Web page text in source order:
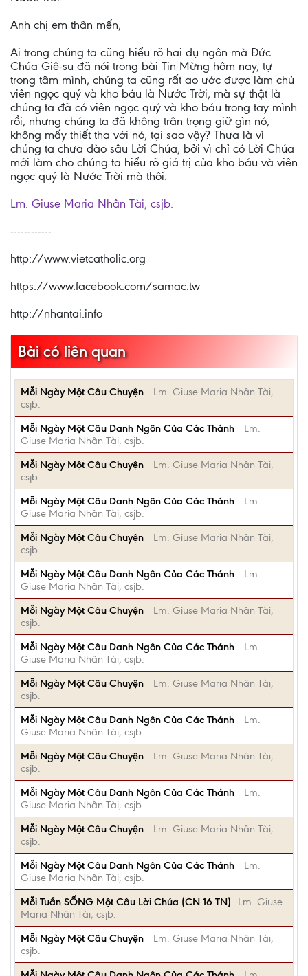
Anh chị em thân mến,
Ai trong chúng ta cũng hiểu rõ hai dụ ngôn mà Đức
Chúa Giê-su đã nói trong bài Tin Mừng hôm nay, tự
trong tâm mình, chúng ta cũng rất ao ước được làm chủ
viên ngọc quý và kho báu là Nước Trời, mà sự thật là
chúng ta đã có viên ngọc quý và kho báu trong tay mình
rồi, nhưng chúng ta đã không trân trọng giữ gìn nó,
không mấy thiết tha với nó, tại sao vậy? Thưa là vì
chúng ta chưa đào sâu Lời Chúa, bởi vì chỉ có Lời Chúa
mới làm cho chúng ta hiểu rõ giá trị của kho báu và viên
ngọc quý là Nước Trời mà thôi.
Lm. Giuse Maria Nhân Tài, csjb.
------------
http://www.vietcatholic.org
https://www.facebook.com/samac.tw
http://nhantai.info
Bài có liên quan
Mỗi Ngày Một Câu Chuyện
Lm. Giuse Maria Nhân Tài,
csjb.
Mỗi Ngày Một Câu Danh Ngôn Của Các Thánh
Lm.
Giuse Maria Nhân Tài, csjb.
Mỗi Ngày Một Câu Chuyện
Lm. Giuse Maria Nhân Tài,
csjb.
Mỗi Ngày Một Câu Danh Ngôn Của Các Thánh
Lm.
Giuse Maria Nhân Tài, csjb.
Mỗi Ngày Một Câu Chuyện
Lm. Giuse Maria Nhân Tài,
csjb.
Mỗi Ngày Một Câu Danh Ngôn Của Các Thánh
Lm.
Giuse Maria Nhân Tài, csjb.
Mỗi Ngày Một Câu Chuyện
Lm. Giuse Maria Nhân Tài,
csjb.
Mỗi Ngày Một Câu Danh Ngôn Của Các Thánh
Lm.
Giuse Maria Nhân Tài, csjb.
Mỗi Ngày Một Câu Chuyện
Lm. Giuse Maria Nhân Tài,
csjb.
Mỗi Ngày Một Câu Danh Ngôn Của Các Thánh
Lm.
Giuse Maria Nhân Tài, csjb.
Mỗi Ngày Một Câu Chuyện
Lm. Giuse Maria Nhân Tài,
csjb.
Mỗi Ngày Một Câu Danh Ngôn Của Các Thánh
Lm.
Giuse Maria Nhân Tài, csjb.
Mỗi Ngày Một Câu Chuyện
Lm. Giuse Maria Nhân Tài,
csjb.
Mỗi Ngày Một Câu Danh Ngôn Của Các Thánh
Lm.
Giuse Maria Nhân Tài, csjb.
Mỗi Tuần SỐNG Một Câu Lời Chúa (CN 16 TN)
Lm. Giuse
Maria Nhân Tài, csjb.
Mỗi Ngày Một Câu Chuyện
Lm. Giuse Maria Nhân Tài,
csjb.